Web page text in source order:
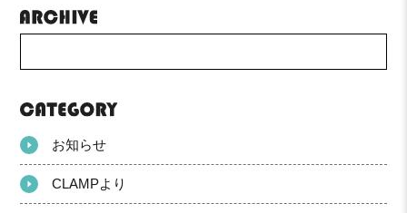
お知らせ
CLAMPより